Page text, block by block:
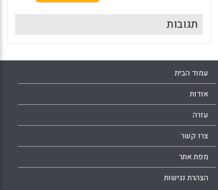
תגובות
עמוד הבית
אודות
עזרה
צרו קשר
מפת אתר
הצהרת נגישות